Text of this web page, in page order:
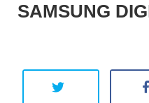
SAMSUNG